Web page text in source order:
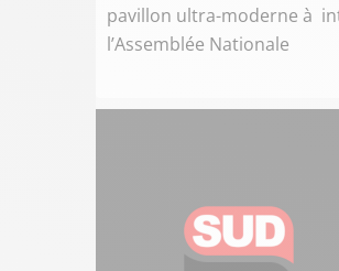
pavillon ultra-moderne à
l’Assemblée Nationale